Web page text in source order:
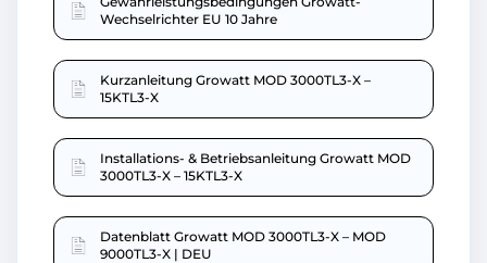
Wechselrichter EU 10 Jahre
Kurzanleitung Growatt MOD 3000TL3-X –
15KTL3-X
Installations- & Betriebsanleitung Growatt MOD
3000TL3-X – 15KTL3-X
Datenblatt Growatt MOD 3000TL3-X – MOD
9000TL3-X | DEU